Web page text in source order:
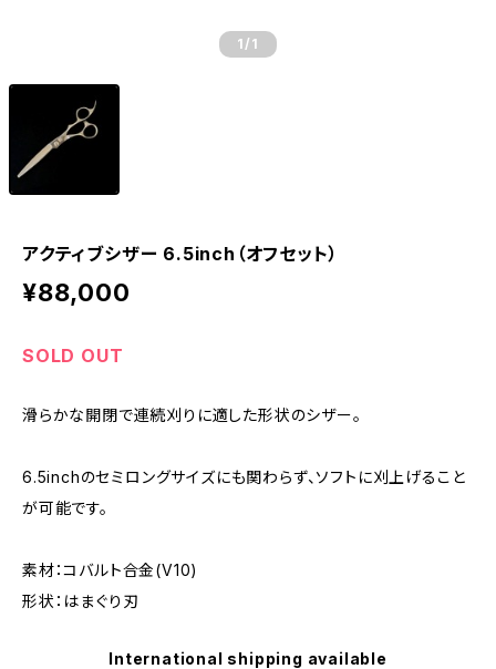
1 /1
アクティブシザー 6.5inch（オフセット）
¥88,000
SOLD OUT
滑らかな開閉で連続刈りに適した形状のシザー。
6.5inchのセミロングサイズにも関わらず、ソフトに刈上げること
が可能です。
素材：コバルト合金(V10)
形状：はまぐり刃
International shipping available